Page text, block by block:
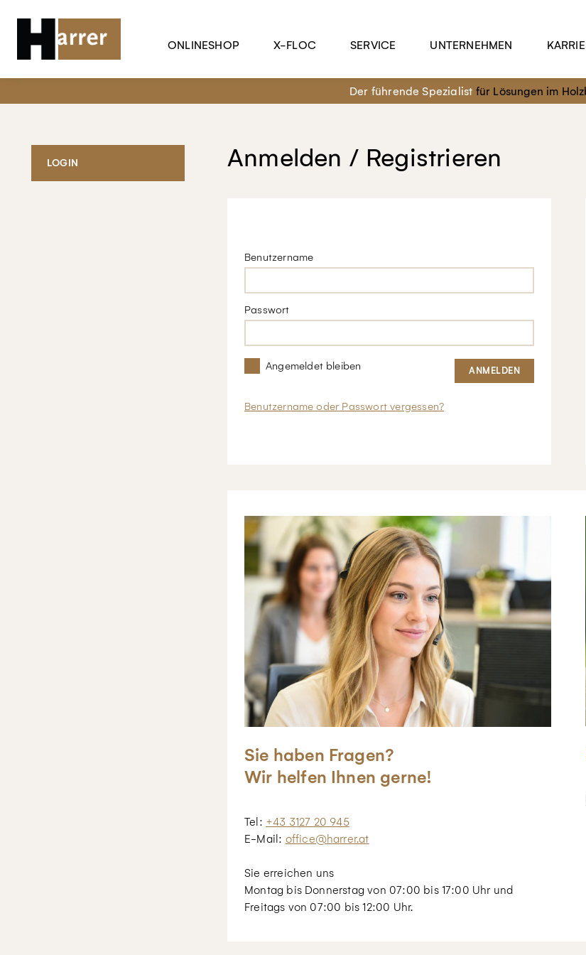
ONLINESHOP X-FLOC SERVICE UNTERNEHMEN
Der führende Spezialist für Lösungen im
LOGIN Anmelden / Registrieren
Benutzername
Passwort
Angemeldet bleiben
Benutzername oder Passwort vergessen?
Sie haben Fragen?
Wir helfen Ihnen gerne!
Tel: +43 3127 20 945
E-Mail: office@harrer.at
Sie erreichen uns
Montag bis Donnerstag von 07:00 bis 17:00 Uhr und
Freitags von 07:00 bis 12:00 Uhr.